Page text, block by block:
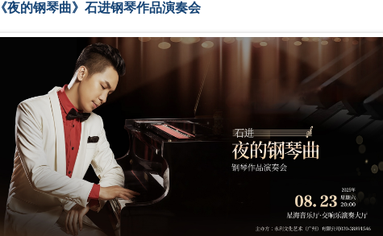
《夜的钢琴曲》石进钢琴作品演奏会